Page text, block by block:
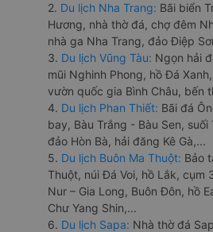
2. Du lịch Nha Trang: Bãi biển
Hương, nhà thờ đá, chợ đêm
nhà ga Nha Trang, đảo Điệp
3. Du lịch Vũng Tàu: Ngọn hải
mũi Nghinh Phong, hồ Đá
vườn quốc gia Bình Châu, bến
4. Du lịch Phan Thiết: Bãi đá
bay, Bàu Trắng - Bàu Sen,
đảo Hòn Bà, hải đăng Kê Gà,...
5. Du lịch Buôn Ma Thuột: Bảo
Thuột, núi Đá Voi, hồ Lắk, cụm
Nur – Gia Long, Buôn Đôn, hồ
Chư Yang Shin,...
6. Du lịch Sapa: Nhà thờ đá